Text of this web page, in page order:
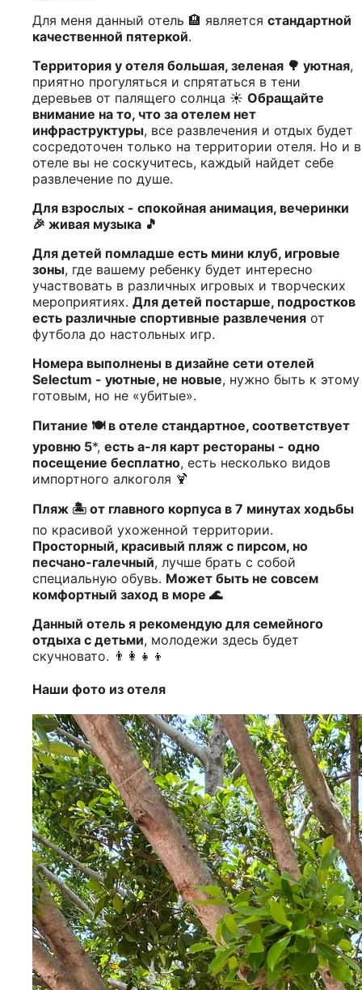
Для меня данный отель 🏨 является стандартной
качественной пятеркой.
Территория у отеля большая, зеленая 🌳 уютная,
приятно прогуляться и спрятаться в тени
деревьев от палящего солнца ☀️ Обращайте
внимание на то, что за отелем нет
инфраструктуры, все развлечения и отдых будет
сосредоточен только на территории отеля. Но и в
отеле вы не соскучитесь, каждый найдет себе
развлечение по душе.
Для взрослых - спокойная анимация, вечеринки
🎉 живая музыка 🎵
Для детей помладше есть мини клуб, игровые
зоны, где вашему ребенку будет интересно
участвовать в различных игровых и творческих
мероприятиях. Для детей постарше, подростков
есть различные спортивные развлечения от
футбола до настольных игр.
Номера выполнены в дизайне сети отелей
Selectum - уютные, не новые, нужно быть к этому
готовым, но не «убитые».
Питание 🍽️ в отеле стандартное, соответствует
уровню 5*, есть а-ля карт рестораны - одно
посещение бесплатно, есть несколько видов
импортного алкоголя 🍹
Пляж 🏝️ от главного корпуса в 7 минутах ходьбы
по красивой ухоженной территории.
Просторный, красивый пляж с пирсом, но
песчано-галечный, лучше брать с собой
специальную обувь. Может быть не совсем
комфортный заход в море 🌊
Данный отель я рекомендую для семейного
отдыха с детьми, молодежи здесь будет
скучновато. 👨‍👩‍👧‍👦
Наши фото из отеля